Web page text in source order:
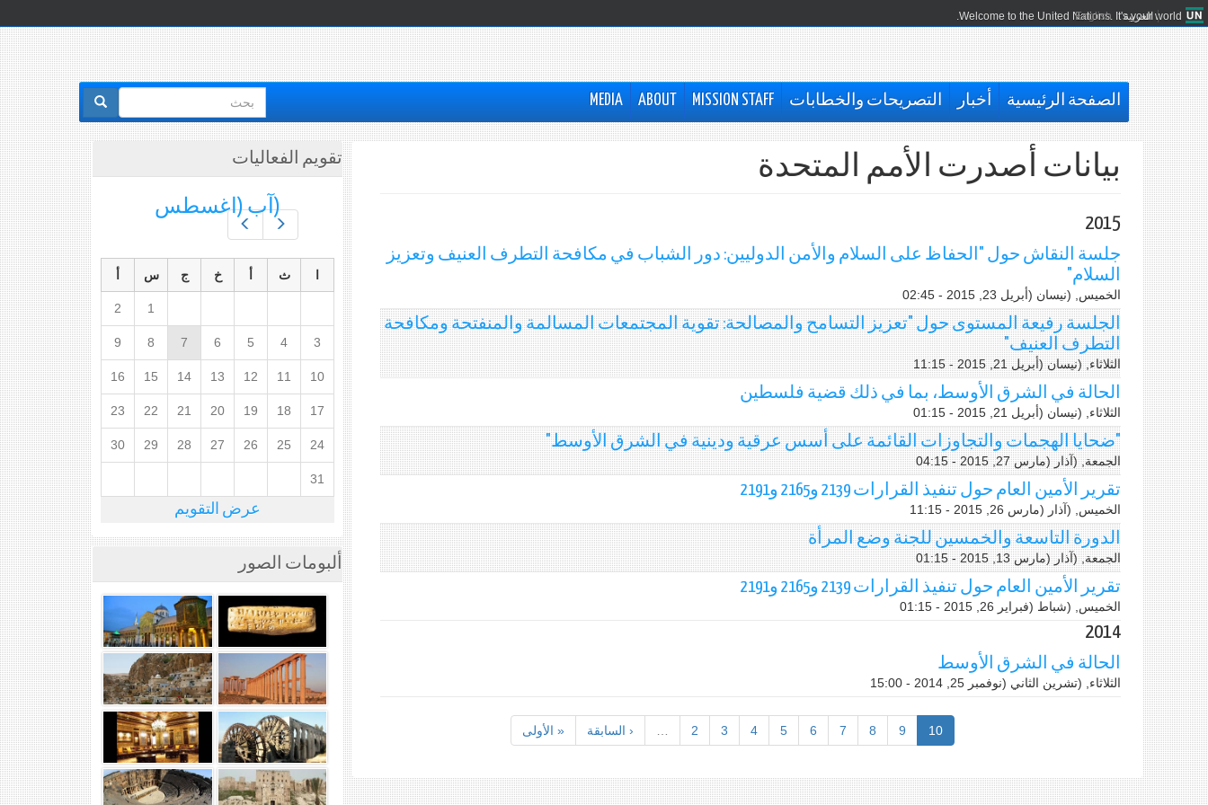
Welcome to the United Nations. It's your world.
العربية English
الصفحة الرئيسية أخبار التصريحات والخطابات MISSION STAFF
ABOUT
MEDIA
استمارة
البحث
بيانات أصدرت الأمم المتحدة
2015
جلسة النقاش حول "الحفاظ على السلام والأمن الدوليين: دور الشباب في مكافحة التطرف العنيف وتعزيز
السلام"
الخميس, (نيسان (أبريل 23, 2015 - 02:45
الجلسة رفيعة المستوى حول "تعزيز التسامح والمصالحة: تقوية المجتمعات المسالمة والمنفتحة ومكافحة
التطرف العنيف"
الثلاثاء, (نيسان (أبريل 21, 2015 - 11:15
الحالة في الشرق الأوسط، بما في ذلك قضية فلسطين
الثلاثاء, (نيسان (أبريل 21, 2015 - 01:15
"ضحايا الهجمات والتجاوزات القائمة على أسس عرقية ودينية في الشرق الأوسط"
الجمعة, (آذار (مارس 27, 2015 - 04:15
تقرير الأمين العام حول تنفيذ القرارات 2139 و2165 و2191
الخميس, (آذار (مارس 26, 2015 - 11:15
الدورة التاسعة والخمسين للجنة وضع المرأة
الجمعة, (آذار (مارس 13, 2015 - 01:15
تقرير الأمين العام حول تنفيذ القرارات 2139 و2165 و2191
الخميس, (شباط (فبراير 26, 2015 - 01:15
2014
الحالة في الشرق الأوسط
الثلاثاء, (تشرين الثاني (نوفمبر 25, 2014 - 15:00
« الأولى ‹ السابقة 2 3 4 5 6 7 8 9 10
تقويم الفعاليات
(آب (اغسطس
ث خ ج س
1
2
3
4
5
6
7
8
9
10
11
12
13
14
15
16
17
18
19
20
21
22
23
24
25
26
27
28
29
30
31
عرض التقويم
ألبومات الصور